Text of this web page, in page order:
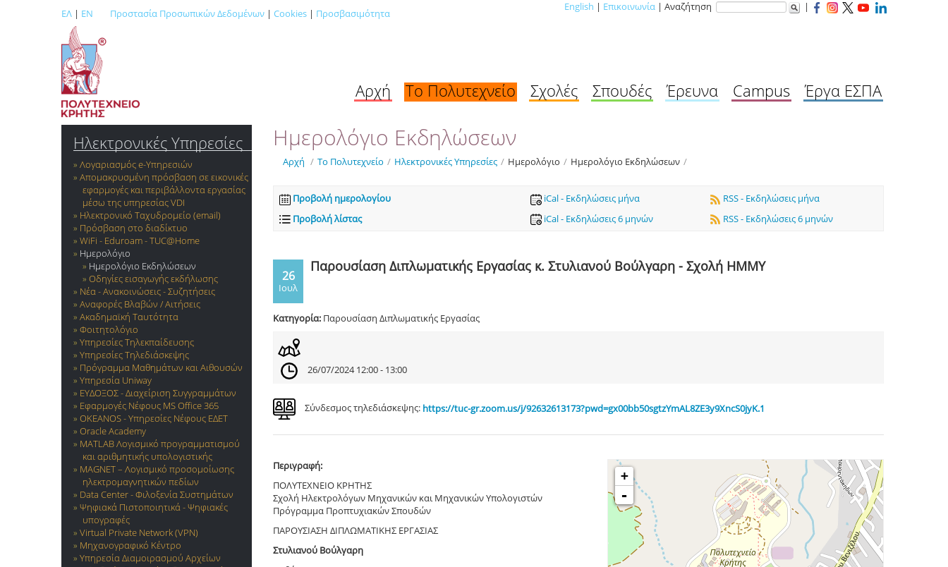
ΕΛ | EN Προστασία Προσωπικών Δεδομένων | Cookies | Προσβασιμότητα
English | Επικοινωνία | Αναζήτηση |
Αρχή Το Πολυτεχνείο Σχολές Σπουδές Έρευνα Campus Έργα ΕΣΠΑ
Ηλεκτρονικές Υπηρεσίες
Λογαριασμός e-Yπηρεσιών
Απομακρυσμένη πρόσβαση σε εικονικές
εφαρμογές και περιβάλλοντα εργασίας
μέσω της υπηρεσίας VDI
Ηλεκτρονικό Ταχυδρομείο (email)
Πρόσβαση στο διαδίκτυο
WiFi - Eduroam - TUC@Home
Ημερολόγιο
Ημερολόγιο Εκδηλώσεων
Οδηγίες εισαγωγής εκδήλωσης
Νέα - Ανακοινώσεις - Συζητήσεις
Αναφορές Βλαβών / Αιτήσεις
Ακαδημαϊκή Ταυτότητα
Φοιτητολόγιο
Υπηρεσίες Τηλεκπαίδευσης
Υπηρεσίες Τηλεδιάσκεψης
Πρόγραμμα Μαθημάτων και Αιθουσών
Υπηρεσία Uniway
ΕΥΔΟΞΟΣ - Διαχείριση Συγγραμμάτων
Εφαρμογές Νέφους MS Office 365
OKEANOS - Υπηρεσίες Νέφους ΕΔΕΤ
Oracle Academy
MATLAB Λογισμικό προγραμματισμού
και αριθμητικής υπολογιστικής
MAGNET – Λογισμικό προσομοίωσης
ηλεκτρομαγνητικών πεδίων
Data Center - Φιλοξενία Συστημάτων
Ψηφιακά Πιστοποιητικά - Ψηφιακές
υπογραφές
Virtual Private Network (VPN)
Μηχανογραφικό Κέντρο
Υπηρεσία Διαμοιρασμού Αρχείων
Ημερολόγιο Εκδηλώσεων
Αρχή / Το Πολυτεχνείο / Ηλεκτρονικές Υπηρεσίες / Ημερολόγιο / Ημερολόγιο Εκδηλώσεων /
Προβολή ημερολογίου
Προβολή λίστας
iCal - Εκδηλώσεις μήνα
iCal - Εκδηλώσεις 6 μηνών
RSS - Εκδηλώσεις μήνα
RSS - Εκδηλώσεις 6 μηνών
26
Ιουλ
Παρουσίαση Διπλωματικής Εργασίας κ. Στυλιανού Βούλγαρη - Σχολή ΗΜΜΥ
Κατηγορία: Παρουσίαση Διπλωματικής Εργασίας
26/07/2024 12:00 - 13:00
Σύνδεσμος τηλεδιάσκεψης: https://tuc-gr.zoom.us/j/92632613173?pwd=gx00bb50sgtzYmAL8ZE3y9XncS0jyK.1
+
-
Περιγραφή:
ΠΟΛΥΤΕΧΝΕΙΟ ΚΡΗΤΗΣ
Σχολή Ηλεκτρολόγων Μηχανικών και Μηχανικών Υπολογιστών
Πρόγραμμα Προπτυχιακών Σπουδών
ΠΑΡΟΥΣΙΑΣΗ ΔΙΠΛΩΜΑΤΙΚΗΣ ΕΡΓΑΣΙΑΣ
Στυλιανού Βούλγαρη